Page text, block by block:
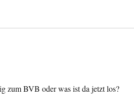
zum BVB oder was ist da jetzt los?